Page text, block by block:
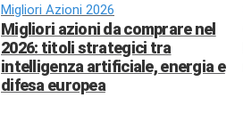
Migliori Azioni 2026
Migliori azioni da comprare nel
2026: titoli strategici tra
intelligenza artificiale, energia e
difesa europea